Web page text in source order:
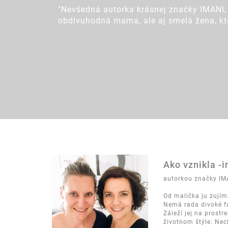
"Nevšedná autorka krásnej značky
obdivuhodná mama, ale aj smelá žena,
Ako vznikla -
autorkou značky
Od malička ju
Nemá rada divoké
Záleží jej na
životnom štýle.